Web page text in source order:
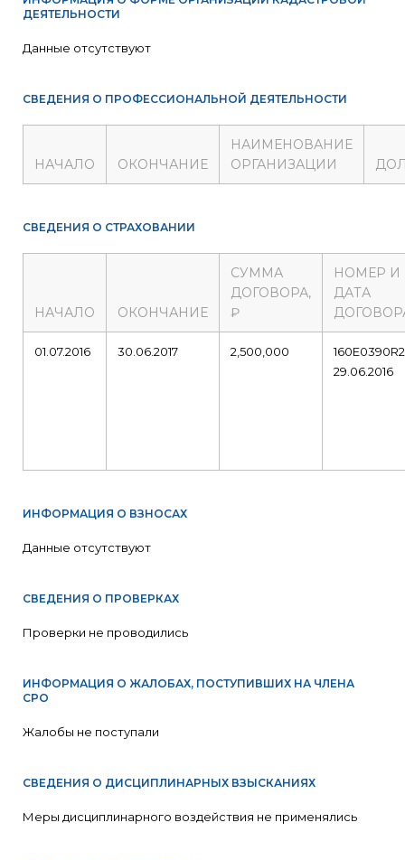
ДЕЯТЕЛЬНОСТИ
Данные отсутствуют
СВЕДЕНИЯ О ПРОФЕССИОНАЛЬНОЙ ДЕЯТЕЛЬНОСТИ
НАЧАЛО ОКОНЧАНИЕ
НАИМЕНОВАНИЕ
ОРГАНИЗАЦИИ
СВЕДЕНИЯ О СТРАХОВАНИИ
НАЧАЛО ОКОНЧАНИЕ
СУММА
ДОГОВОРА,
₽
НОМЕР И
ДАТА
01.07.2016 30.06.2017 2,500,000
29.06.2016
ИНФОРМАЦИЯ О ВЗНОСАХ
Данные отсутствуют
СВЕДЕНИЯ О ПРОВЕРКАХ
Проверки не проводились
ИНФОРМАЦИЯ О ЖАЛОБАХ, ПОСТУПИВШИХ НА ЧЛЕНА
СРО
Жалобы не поступали
СВЕДЕНИЯ О ДИСЦИПЛИНАРНЫХ ВЗЫСКАНИЯХ
Меры дисциплинарного воздействия не применялись